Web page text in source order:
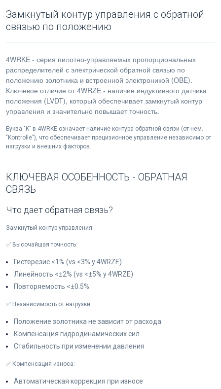
Замкнутый контур управления с обратной
связью по положению
4WRKE - серия пилотно-управляемых пропорциональных
распределителей с электрической обратной связью по
положению золотника и встроенной электроникой (OBE).
Ключевое отличие от 4WRZE - наличие индуктивного датчика
положения (LVDT), который обеспечивает замкнутый контур
управления и значительно повышает точность.
Буква "K" в 4WRKE означает наличие контура обратной связи (от нем.
"Kontrolle"), что обеспечивает прецизионное управление независимо от
нагрузки и внешних факторов.
КЛЮЧЕВАЯ ОСОБЕННОСТЬ - ОБРАТНАЯ
СВЯЗЬ
Что дает обратная связь?
Замкнутый контур управления:
✅ Высочайшая точность:
Гистерезис <1% (vs <3% у 4WRZE)
Линейность <±2% (vs <±5% у 4WRZE)
Повторяемость <±0.5%
✅ Независимость от нагрузки:
Положение золотника не зависит от расхода
Компенсация гидродинамических сил
Стабильность при изменении давления
✅ Компенсация износа:
Автоматическая коррекция при износе